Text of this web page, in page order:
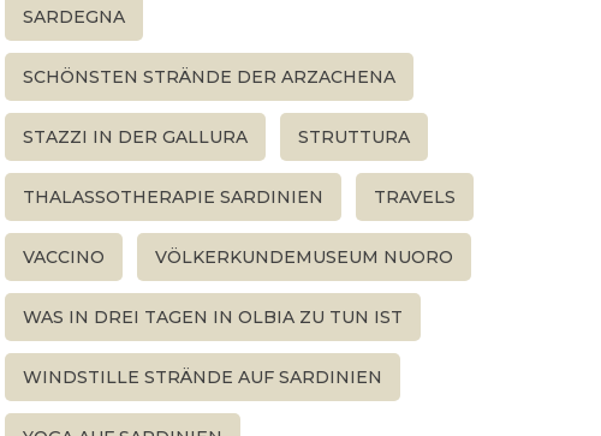
SARDEGNA
SCHÖNSTEN STRÄNDE DER ARZACHENA
STAZZI IN DER GALLURA STRUTTURA
THALASSOTHERAPIE SARDINIEN TRAVELS
VACCINO VÖLKERKUNDEMUSEUM NUORO
WAS IN DREI TAGEN IN OLBIA ZU TUN IST
WINDSTILLE STRÄNDE AUF SARDINIEN